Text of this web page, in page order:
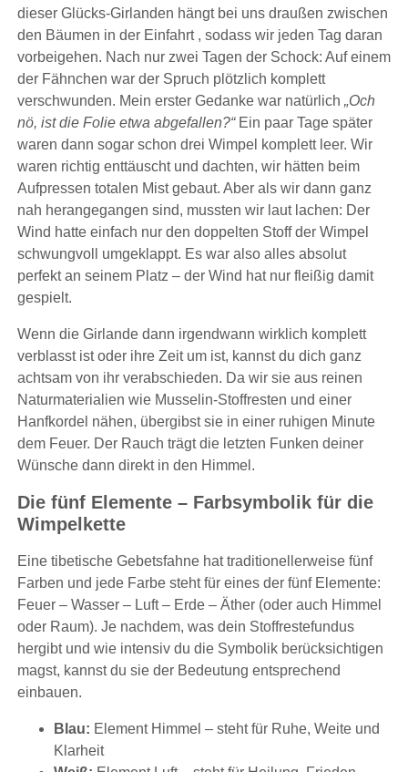
dieser Glücks-Girlanden hängt bei uns draußen zwischen
den Bäumen in der Einfahrt , sodass wir jeden Tag daran
vorbeigehen. Nach nur zwei Tagen der Schock: Auf einem
der Fähnchen war der Spruch plötzlich komplett
verschwunden. Mein erster Gedanke war natürlich „Och
nö, ist die Folie etwa abgefallen?“Ein paar Tage später
waren dann sogar schon drei Wimpel komplett leer. Wir
waren richtig enttäuscht und dachten, wir hätten beim
Aufpressen totalen Mist gebaut. Aber als wir dann ganz
nah herangegangen sind, mussten wir laut lachen: Der
Wind hatte einfach nur den doppelten Stoff der Wimpel
schwungvoll umgeklappt. Es war also alles absolut
perfekt an seinem Platz – der Wind hat nur fleißig damit
gespielt.
Wenn die Girlande dann irgendwann wirklich komplett
verblasst ist oder ihre Zeit um ist, kannst du dich ganz
achtsam von ihr verabschieden. Da wir sie aus reinen
Naturmaterialien wie Musselin-Stoffresten und einer
Hanfkordel nähen, übergibst sie in einer ruhigen Minute
dem Feuer. Der Rauch trägt die letzten Funken deiner
Wünsche dann direkt in den Himmel.
Die fünf Elemente – Farbsymbolik für die
Wimpelkette
Eine tibetische Gebetsfahne hat traditionellerweise fünf
Farben und jede Farbe steht für eines der fünf Elemente:
Feuer – Wasser – Luft – Erde – Äther (oder auch Himmel
oder Raum). Je nachdem, was dein Stoffrestefundus
hergibt und wie intensiv du die Symbolik berücksichtigen
magst, kannst du sie der Bedeutung entsprechend
einbauen.
Blau: Element Himmel – steht für Ruhe, Weite und
Klarheit